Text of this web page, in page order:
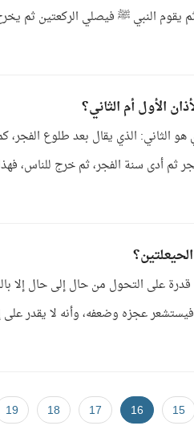
يقوم النبي ﷺ فيصلي الركعتين ثم
الأول أم الثاني؟
هو الثاني: الذي يقال بعد طلوع
ثم أدى سنة الفجر، ثم خرج للناس،
على التحول من حال إلى حال إلا
عجزه وضعفه، وأنه لا يقدر على
15
16
17
18
19